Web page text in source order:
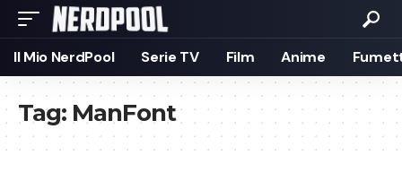
Il Mio NerdPool Serie TV Film Anime
Tag: ManFont